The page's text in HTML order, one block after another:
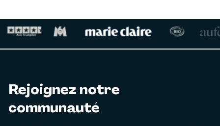
Rejoignez notre
communauté